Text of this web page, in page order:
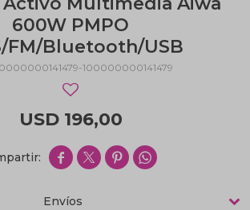
600W PMPO
FM/Bluetooth/USB
100000000141479
USD 196,00
   
Envíos